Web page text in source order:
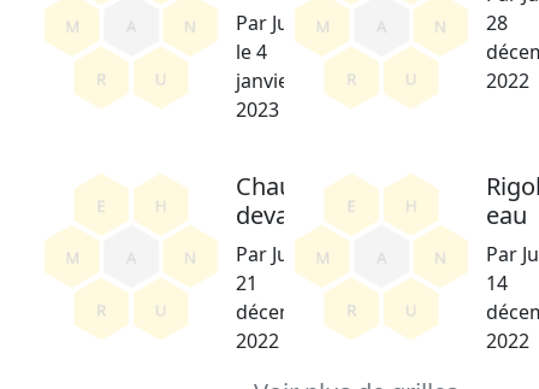
Par Ju∆
le 4
janvier
2023
28
2022
Chaud
devant
Par Ju∆ le
21
décembre
2022
eau
Par
14
2022